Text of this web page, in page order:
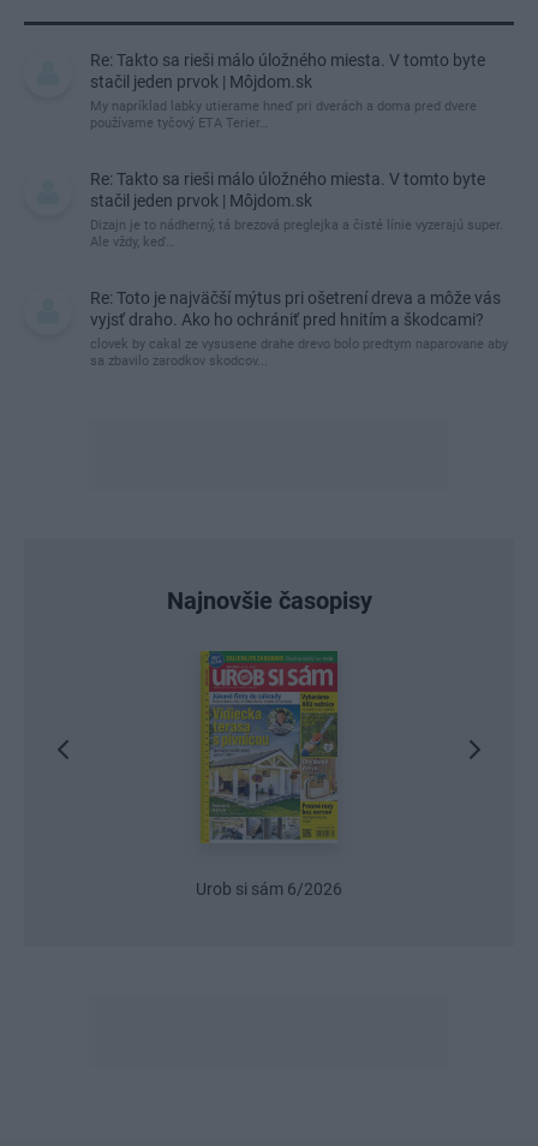
Re: Takto sa rieši málo úložného miesta. V tomto byte
stačil jeden prvok | Môjdom.sk
My napríklad labky utierame hneď pri dverách a doma pred dvere
používame tyčový ETA Terier…
Re: Takto sa rieši málo úložného miesta. V tomto byte
stačil jeden prvok | Môjdom.sk
Dizajn je to nádherný, tá brezová preglejka a čisté línie vyzerajú super.
Ale vždy, keď…
Re: Toto je najväčší mýtus pri ošetrení dreva a môže vás
vyjsť draho. Ako ho ochrániť pred hnitím a škodcami?
clovek by cakal ze vysusene drahe drevo bolo predtym naparovane aby
sa zbavilo zarodkov skodcov...
Najnovšie časopisy
Urob si sám 6/2026